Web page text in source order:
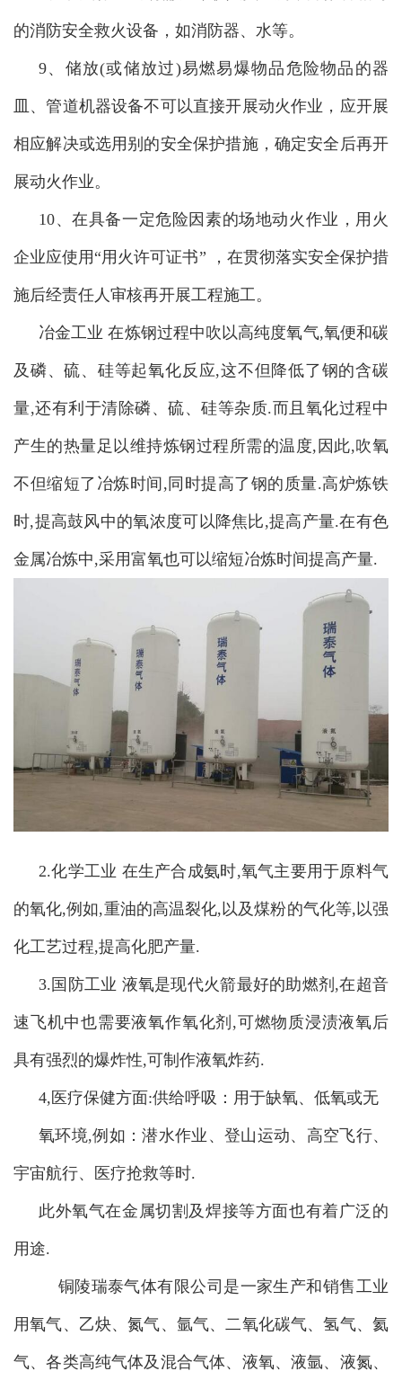
的消防安全救火设备，如消防器、水等。
9、储放(或储放过)易燃易爆物品危险物品的器
皿、管道机器设备不可以直接开展动火作业，应开展
相应解决或选用别的安全保护措施，确定安全后再开
展动火作业。
10、在具备一定危险因素的场地动火作业，用火
企业应使用“用火许可证书” ，在贯彻落实安全保护措
施后经责任人审核再开展工程施工。
冶金工业 在炼钢过程中吹以高纯度氧气,氧便和碳
及磷、硫、硅等起氧化反应,这不但降低了钢的含碳
量,还有利于清除磷、硫、硅等杂质.而且氧化过程中
产生的热量足以维持炼钢过程所需的温度,因此,吹氧
不但缩短了冶炼时间,同时提高了钢的质量.高炉炼铁
时,提高鼓风中的氧浓度可以降焦比,提高产量.在有色
金属冶炼中,采用富氧也可以缩短冶炼时间提高产量.
2.化学工业 在生产合成氨时,氧气主要用于原料气
的氧化,例如,重油的高温裂化,以及煤粉的气化等,以强
化工艺过程,提高化肥产量.
3.国防工业 液氧是现代火箭最好的助燃剂,在超音
速飞机中也需要液氧作氧化剂,可燃物质浸渍液氧后
具有强烈的爆炸性,可制作液氧炸药.
4,医疗保健方面:供给呼吸：用于缺氧、低氧或无
氧环境,例如：潜水作业、登山运动、高空飞行、
宇宙航行、医疗抢救等时.
此外氧气在金属切割及焊接等方面也有着广泛的
用途.
铜陵瑞泰气体有限公司是一家生产和销售工业
用氧气、乙炔、氮气、氩气、二氧化碳气、氢气、氦
气、各类高纯气体及混合气体、液氧、液氩、液氮、